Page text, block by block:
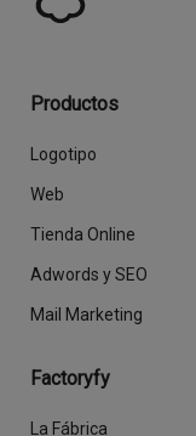
Productos
Logotipo
Web
Tienda Online
Adwords y SEO
Mail Marketing
Factoryfy
La Fábrica